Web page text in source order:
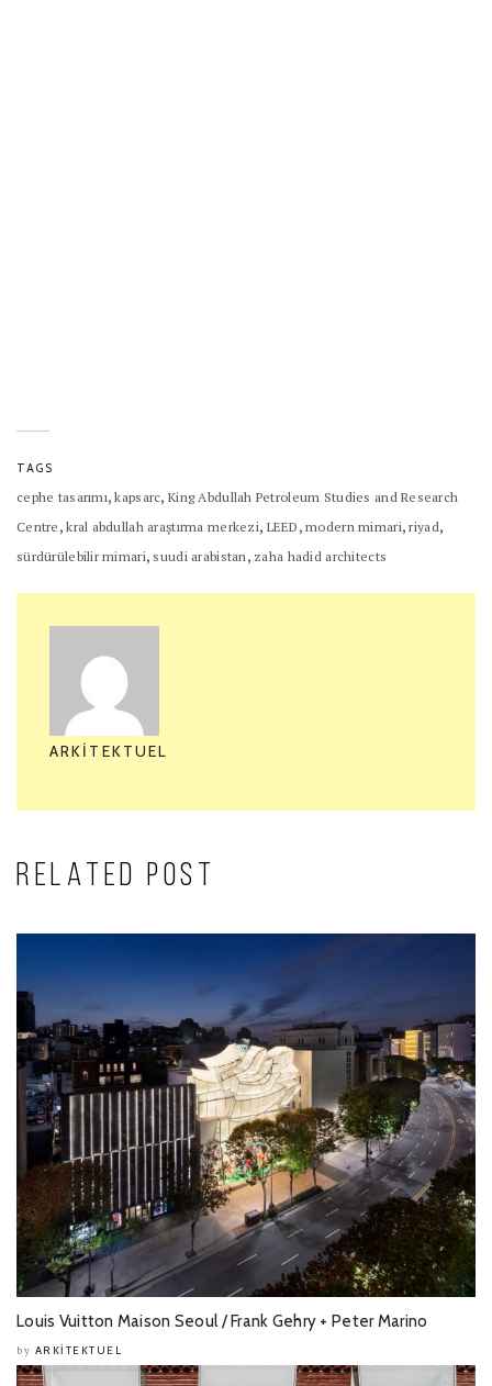
TAGS
cephe tasarımı,kapsarc,King Abdullah Petroleum Studies and Research
Centre ,kral abdullah araştırma merkezi, LEED ,modern mimari,riyad,
sürdürülebilir mimari,suudi arabistan , zaha hadid architects
ARKITEKTUEL
RELATED POST
Louis Vuitton Maison Seoul / Frank Gehry + Peter Marino
by ARKITEKTUEL